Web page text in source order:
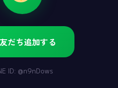
友だち追加する
ID: @n9nDows